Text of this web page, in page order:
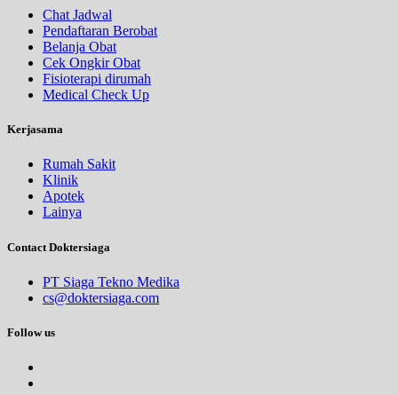
Chat Jadwal
Pendaftaran Berobat
Belanja Obat
Cek Ongkir Obat
Fisioterapi dirumah
Medical Check Up
Kerjasama
Rumah Sakit
Klinik
Apotek
Lainya
Contact Doktersiaga
PT Siaga Tekno Medika
cs@doktersiaga.com
Follow us